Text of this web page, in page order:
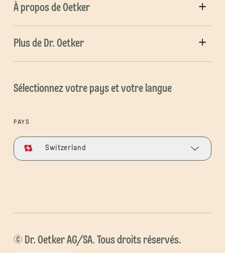
À propos de Oetker
Plus de Dr. Oetker
Sélectionnez votre pays et votre langue
PAYS
Switzerland
© Dr. Oetker AG/SA. Tous droits réservés.